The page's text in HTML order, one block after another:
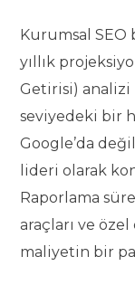
Kurumsal
yıllık
Getirisi)
seviyedeki bir
Google’da
lideri olarak
Raporlama
araçları ve özel
maliyetin bir